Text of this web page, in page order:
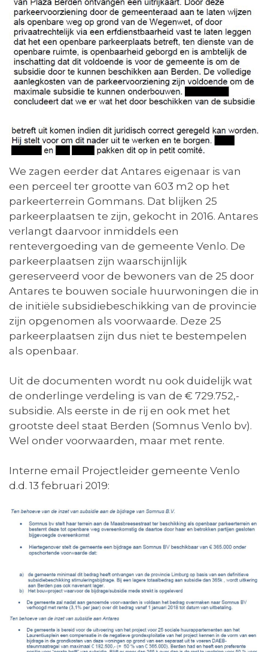
We zagen eerder dat Antares eigenaar is van
een perceel ter grootte van 603 m2 op het
parkeerterrein Gommans. Dat blijken 25
parkeerplaatsen te zijn, gekocht in 2016. Antares
verlangt daarvoor inmiddels een
rentevergoeding van de gemeente Venlo. De
parkeerplaatsen zijn waarschijnlijk
gereserveerd voor de bewoners van de 25 door
Antares te bouwen sociale huurwoningen die in
de initiële subsidiebeschikking van de provincie
zijn opgenomen als voorwaarde. Deze 25
parkeerplaatsen zijn dus niet te bestempelen
als openbaar.
Uit de documenten wordt nu ook duidelijk wat
de onderlinge verdeling is van de € 729.752,-
subsidie. Als eerste in de rij en ook met het
grootste deel staat Berden (Somnus Venlo bv).
Wel onder voorwaarden, maar met rente.
Interne email Projectleider gemeente Venlo
d.d. 13 februari 2019: